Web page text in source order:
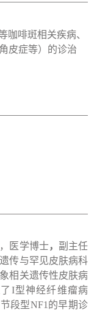
啡斑相关疾病、
皮症等）的诊治
医学博士， 副主任
传与罕见皮肤病科
相关遗传性皮肤病
I型神经纤维瘤病
段型NF1的早期诊